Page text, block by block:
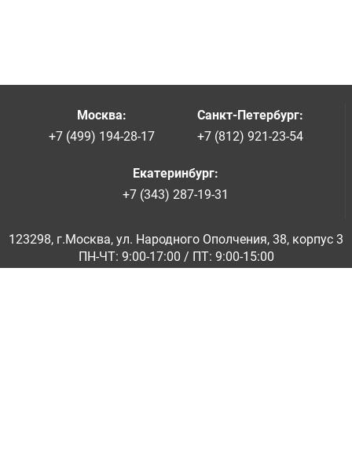
Москва:
+7 (499) 194-28-17
Санкт-Петербург:
+7 (812) 921-23-54
Екатеринбург:
+7 (343) 287-19-31
123298, г.Москва, ул. Народного Ополчения, 38, корпус 3
ПН-ЧТ: 9:00-17:00 / ПТ: 9:00-15:00